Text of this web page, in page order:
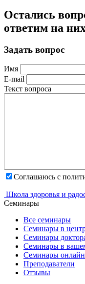
Остались
ответим на
Задать вопрос
Имя
E-mail
Текст вопроса
Соглашаюсь с
Школа здоровья и
Семинары
Все семинары
Семинары в
Семинары
Семинары в
Семинары
Преподаватели
Отзывы